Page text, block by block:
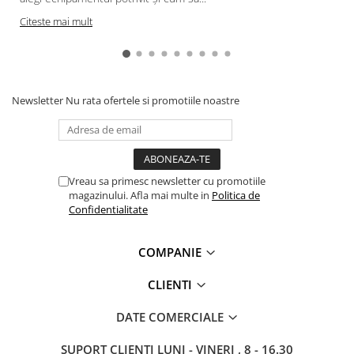
Mănuși Unică Folosință
Măști Unică Folosință
Halate | Jachete Unică Folosință
Combinezoane | Pantaloni Unică
Accesorii Unică Folosință
Cutii unelte și organizatoare
Citeste mai mult
Newsletter Nu rata ofertele si promotiile noastre
Vreau sa primesc newsletter cu promotiile
magazinului. Afla mai multe in Politica de
Confidentialitate
COMPANIE
CLIENTI
DATE COMERCIALE
SUPORT CLIENTI LUNI - VINERI , 8 - 16.30